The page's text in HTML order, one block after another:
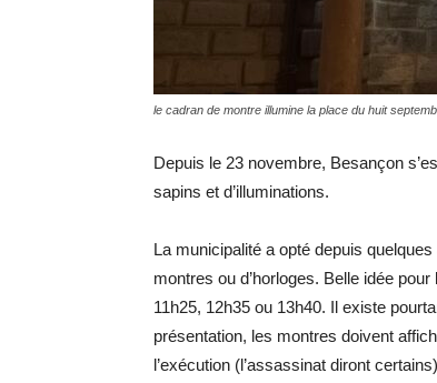
le cadran de montre illumine la place du huit
Depuis le 23 novembre, Besançon
sapins et d’illuminations.
La municipalité a opté depuis
montres ou d’horloges. Belle idée
11h25, 12h35 ou 13h40. Il existe
présentation, les montres doivent
l’exécution (l’assassinat diront